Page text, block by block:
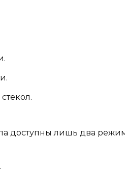
доступны лишь два